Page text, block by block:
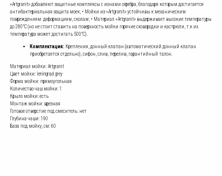
«Artgranit» добавляют защитные комплексы с ионами серебра, благодаря которым достигается
антибактериальная защита моек; • Мойки из «Artgranit» устойчивы к механическим
повреждениям: деформациям, сколам; • Материал «Artgranit» выдерживает высокие температуры
до 280°С (но не стоит ставить на поверхность мойки горячие сковородки и кастрюли, т.к их
температура может достигать 500°С).
Комплектация: Крепления, донный клапан (автоматический донный клапан
приобретается отдельно), сифон, слив, перелив, гарантийный талон.
Материал мойки: Artgranit
Цвет мойки: leningrad grey
Форма мойки: прямоугольная
Количество чаш мойки: 1
Крыло мойки: есть
Монтаж мойки: врезная
Готовое отверстие под смеситель: нет
Глубина чаши: 190
База под мойку, см: 60